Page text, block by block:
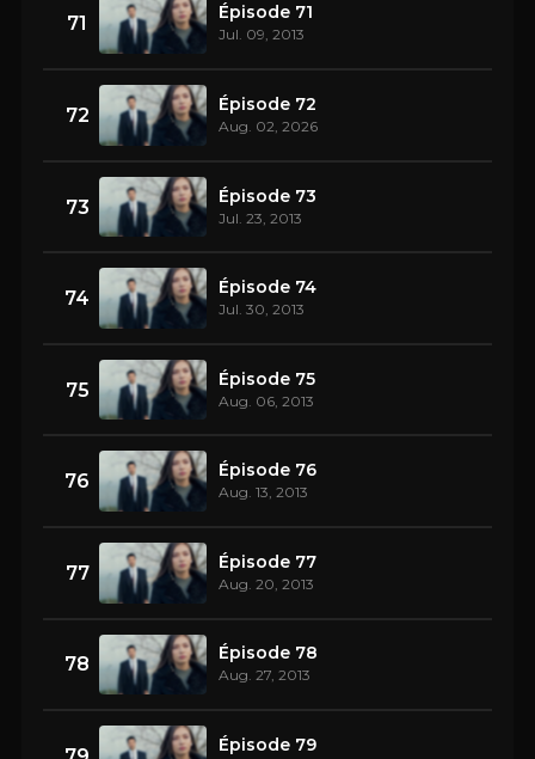
71 Épisode 71
Jul. 09, 2013
72 Épisode 72
Aug. 02, 2026
73 Épisode 73
Jul. 23, 2013
74 Épisode 74
Jul. 30, 2013
75 Épisode 75
Aug. 06, 2013
76 Épisode 76
Aug. 13, 2013
77 Épisode 77
Aug. 20, 2013
78 Épisode 78
Aug. 27, 2013
Épisode 79